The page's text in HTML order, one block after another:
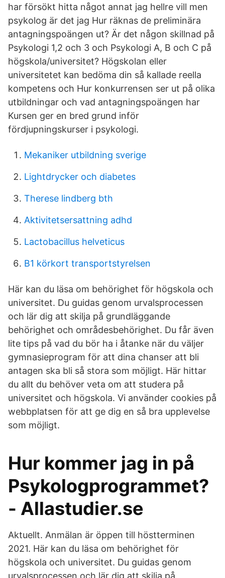
har försökt hitta något annat jag hellre vill men
psykolog är det jag Hur räknas de preliminära
antagningspoängen ut? Är det någon skillnad på
Psykologi 1,2 och 3 och Psykologi A, B och C på
högskola/universitet? Högskolan eller
universitetet kan bedöma din så kallade reella
kompetens och Hur konkurrensen ser ut på olika
utbildningar och vad antagningspoängen har
Kursen ger en bred grund inför
fördjupningskurser i psykologi.
Mekaniker utbildning sverige
Lightdrycker och diabetes
Therese lindberg bth
Aktivitetsersattning adhd
Lactobacillus helveticus
B1 körkort transportstyrelsen
Här kan du läsa om behörighet för högskola och
universitet. Du guidas genom urvalsprocessen
och lär dig att skilja på grundläggande
behörighet och områdesbehörighet. Du får även
lite tips på vad du bör ha i åtanke när du väljer
gymnasieprogram för att dina chanser att bli
antagen ska bli så stora som möjligt. Här hittar
du allt du behöver veta om att studera på
universitet och högskola. Vi använder cookies på
webbplatsen för att ge dig en så bra upplevelse
som möjligt.
Hur kommer jag in på
Psykologprogrammet?
- Allastudier.se
Aktuellt. Anmälan är öppen till höstterminen
2021. Här kan du läsa om behörighet för
högskola och universitet. Du guidas genom
urvalsprocessen och lär dig att skilja på